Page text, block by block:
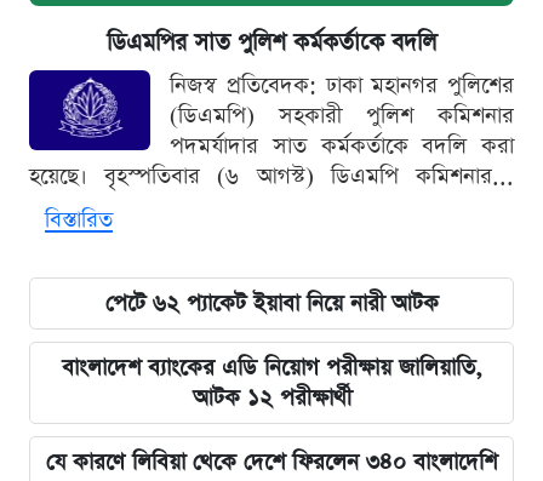
ডিএমপির সাত পুলিশ কর্মকর্তাকে বদলি
নিজস্ব প্রতিবেদক: ঢাকা মহানগর পুলিশের
(ডিএমপি) সহকারী পুলিশ কমিশনার
পদমর্যাদার সাত কর্মকর্তাকে বদলি করা
হয়েছে। বৃহস্পতিবার (৬ আগস্ট) ডিএমপি কমিশনার...
বিস্তারিত
পেটে ৬২ প্যাকেট ইয়াবা নিয়ে নারী আটক
বাংলাদেশ ব্যাংকের এডি নিয়োগ পরীক্ষায় জালিয়াতি,
আটক ১২ পরীক্ষার্থী
যে কারণে লিবিয়া থেকে দেশে ফিরলেন ৩৪০ বাংলাদেশি